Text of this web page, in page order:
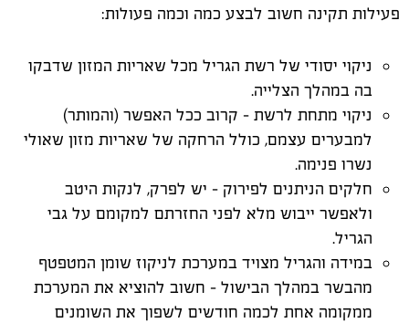
פעילות תקינה חשוב לבצע כמה וכמה פעולות:
ניקוי יסודי של רשת הגריל מכל שאריות המזון שדבקו
בה במהלך הצלייה.
ניקוי מתחת לרשת - קרוב ככל האפשר (והמותר)
למבערים עצמם, כולל הרחקה של שאריות מזון שאולי
נשרו פנימה.
חלקים הניתנים לפירוק - יש לפרק, לנקות היטב
ולאפשר ייבוש מלא לפני החזרתם למקומם על גבי
הגריל.
במידה והגריל מצויד במערכת לניקוז שומן המטפטף
מהבשר במהלך הבישול - חשוב להוציא את המערכת
ממקומה אחת לכמה חודשים לשפוך את השומנים